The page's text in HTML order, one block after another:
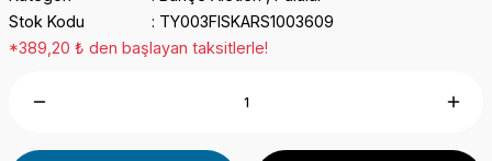
Stok Kodu
TY003FISKARS1003609
*389,20 ₺ den başlayan taksitlerle!